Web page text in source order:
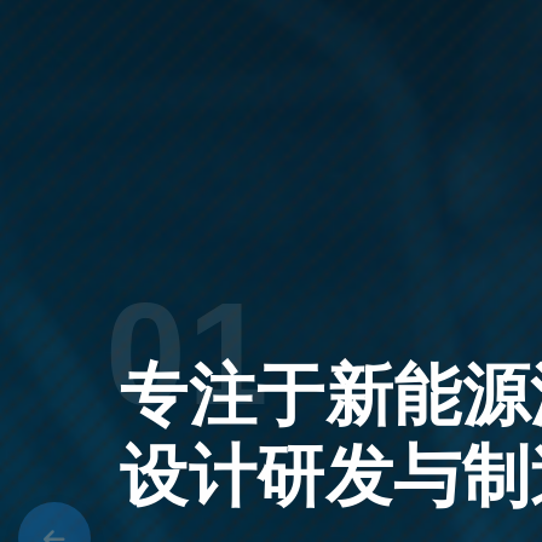
太仓/安徽 双
多条压铸产线，发挥产能优势，
02